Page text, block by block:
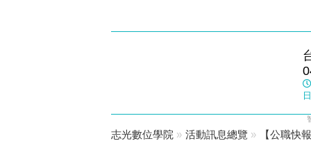
志光數位學院 » 活動訊息總覽 » 【公職快